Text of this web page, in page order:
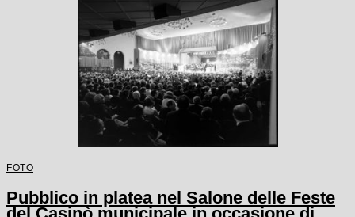
FOTO
Pubblico in platea nel Salone delle Feste